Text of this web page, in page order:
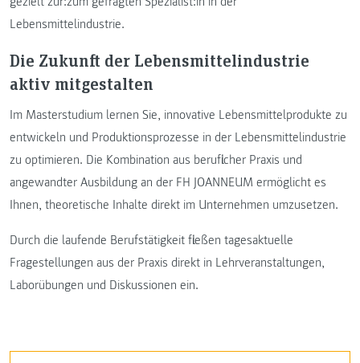
Lebensmittelindustrie.
Die Zukunft der Lebensmittelindustrie
aktiv mitgestalten
Im Masterstudium lernen Sie, innovative Lebensmittelprodukte zu
entwickeln und Produktionsprozesse in der Lebensmittelindustrie
zu optimieren. Die Kombination aus beruflicher Praxis und
angewandter Ausbildung an der FH JOANNEUM ermöglicht es
Ihnen, theoretische Inhalte direkt im Unternehmen umzusetzen.
Durch die laufende Berufstätigkeit fließen tagesaktuelle
Fragestellungen aus der Praxis direkt in Lehrveranstaltungen,
Laborübungen und Diskussionen ein.